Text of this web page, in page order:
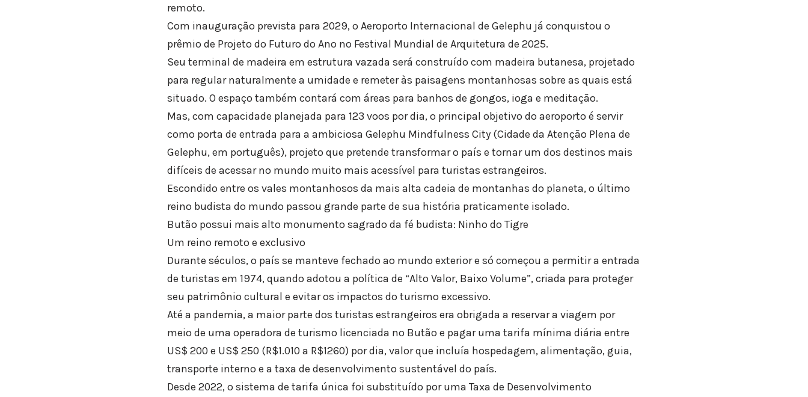
remoto.
Com inauguração prevista para 2029, o Aeroporto Internacional de Gelephu já conquistou o
prêmio de Projeto do Futuro do Ano no Festival Mundial de Arquitetura de 2025.
Seu terminal de madeira em estrutura vazada será construído com madeira butanesa, projetado
para regular naturalmente a umidade e remeter às paisagens montanhosas sobre as quais está
situado. O espaço também contará com áreas para banhos de gongos, ioga e meditação.
Mas, com capacidade planejada para 123 voos por dia, o principal objetivo do aeroporto é servir
como porta de entrada para a ambiciosa Gelephu Mindfulness City (Cidade da Atenção Plena de
Gelephu, em português), projeto que pretende transformar o país e tornar um dos destinos mais
difíceis de acessar no mundo muito mais acessível para turistas estrangeiros.
Escondido entre os vales montanhosos da mais alta cadeia de montanhas do planeta, o último
reino budista do mundo passou grande parte de sua história praticamente isolado.
Butão possui mais alto monumento sagrado da fé budista: Ninho do Tigre
Um reino remoto e exclusivo
Durante séculos, o país se manteve fechado ao mundo exterior e só começou a permitir a entrada
de turistas em 1974, quando adotou a política de “Alto Valor, Baixo Volume”, criada para proteger
seu patrimônio cultural e evitar os impactos do turismo excessivo.
Até a pandemia, a maior parte dos turistas estrangeiros era obrigada a reservar a viagem por
meio de uma operadora de turismo licenciada no Butão e pagar uma tarifa mínima diária entre
US$ 200 e US$ 250 (R$1.010 a R$1260) por dia, valor que incluía hospedagem, alimentação, guia,
transporte interno e a taxa de desenvolvimento sustentável do país.
Desde 2022, o sistema de tarifa única foi substituído por uma Taxa de Desenvolvimento